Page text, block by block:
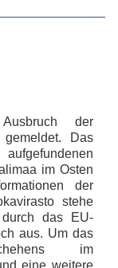
der
Das
im Osten
der
stehe
das EU-
aus. Um das
im
eine weitere